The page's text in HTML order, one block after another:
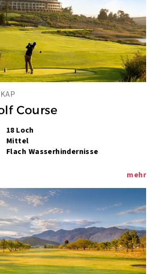
Course
18 Loch
Mittel
Flach Wasserhindernisse
mehr